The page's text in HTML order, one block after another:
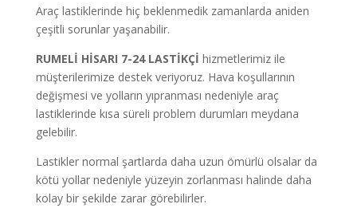
Araç lastiklerinde hiç beklenmedik zamanlarda aniden
çeşitli sorunlar yaşanabilir.
RUMELİ HİSARI 7-24 LASTİKÇİ hizmetlerimiz ile
müşterilerimize destek veriyoruz. Hava koşullarının
değişmesi ve yolların yıpranması nedeniyle araç
lastiklerinde kısa süreli problem durumları meydana
gelebilir.
Lastikler normal şartlarda daha uzun ömürlü olsalar da
kötü yollar nedeniyle yüzeyin zorlanması halinde daha
kolay bir şekilde zarar görebilirler.